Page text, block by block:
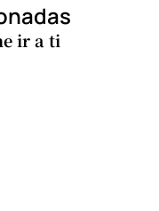
ir a ti